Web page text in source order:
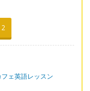
2
フェ英語レッスン